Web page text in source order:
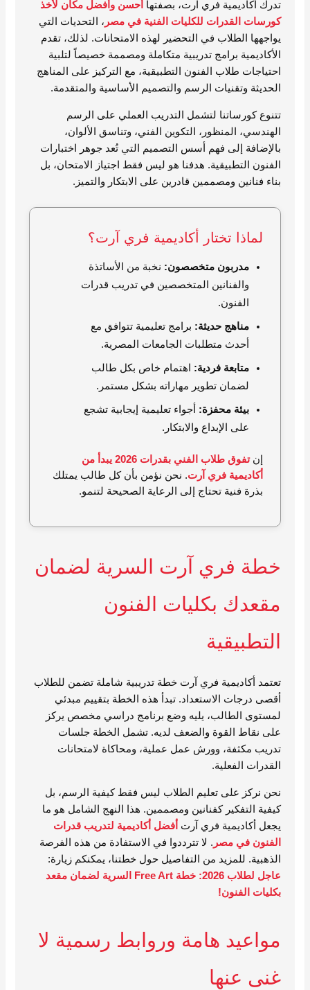
تدرك أكاديمية فري آرت، بصفتها أحسن وأفضل مكان لأخذ
كورسات القدرات للكليات الفنية في مصر ، التحديات التي
يواجهها الطلاب في التحضير لهذه الامتحانات. لذلك، تقدم
الأكاديمية برامج تدريبية متكاملة ومصممة خصيصاً لتلبية
احتياجات طلاب الفنون التطبيقية، مع التركيز على المناهج
الحديثة وتقنيات الرسم والتصميم الأساسية والمتقدمة.
تتنوع كورساتنا لتشمل التدريب العملي على الرسم
الهندسي، المنظور، التكوين الفني، وتناسق الألوان،
بالإضافة إلى فهم أسس التصميم التي تُعد جوهر اختبارات
الفنون التطبيقية. هدفنا هو ليس فقط اجتياز الامتحان، بل
بناء فنانين ومصممين قادرين على الابتكار والتميز.
لماذا تختار أكاديمية فري آرت؟
مدربون متخصصون: نخبة من الأساتذة
والفنانين المتخصصين في تدريب قدرات
الفنون.
مناهج حديثة: برامج تعليمية تتوافق مع
أحدث متطلبات الجامعات المصرية.
متابعة فردية: اهتمام خاص بكل طالب
لضمان تطوير مهاراته بشكل مستمر.
بيئة محفزة: أجواء تعليمية إيجابية تشجع
على الإبداع والابتكار.
إن
تفوق طلاب الفني بقدرات 2026 يبدأ من
أكاديمية فري آرت. نحن نؤمن بأن كل طالب يمتلك
بذرة فنية تحتاج إلى الرعاية الصحيحة لتنمو.
خطة فري آرت السرية لضمان
مقعدك بكليات الفنون
التطبيقية
تعتمد أكاديمية فري آرت خطة تدريبية شاملة تضمن للطلاب
أقصى درجات الاستعداد. تبدأ هذه الخطة بتقييم مبدئي
لمستوى الطالب، يليه وضع برنامج دراسي مخصص يركز
على نقاط القوة والضعف لديه. تشمل الخطة جلسات
تدريب مكثفة، وورش عمل عملية، ومحاكاة لامتحانات
القدرات الفعلية.
نحن نركز على تعليم الطلاب ليس فقط كيفية الرسم، بل
كيفية التفكير كفنانين ومصممين. هذا النهج الشامل هو ما
يجعل أكاديمية فري آرت أفضل أكاديمية لتدريب قدرات
الفنون في مصر . لا تترددوا في الاستفادة من هذه الفرصة
الذهبية. للمزيد من التفاصيل حول خطتنا، يمكنكم زيارة:
عاجل لطلاب 2026: خطة Free Art السرية لضمان مقعد
بكليات الفنون!
مواعيد هامة وروابط رسمية لا
غنى عنها